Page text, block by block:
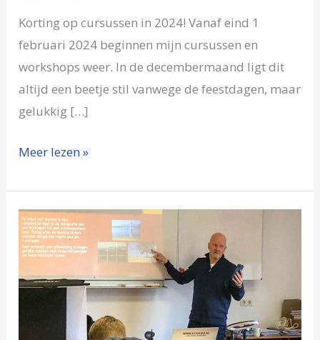
Korting op cursussen in 2024! Vanaf eind 1
februari 2024 beginnen mijn cursussen en
workshops weer. In de decembermaand ligt dit
altijd een beetje stil vanwege de feestdagen, maar
gelukkig […]
Meer lezen »
Fotografie
met
smartphone
WordPress